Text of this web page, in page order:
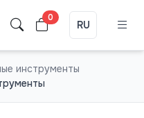
0
RU
инструменты